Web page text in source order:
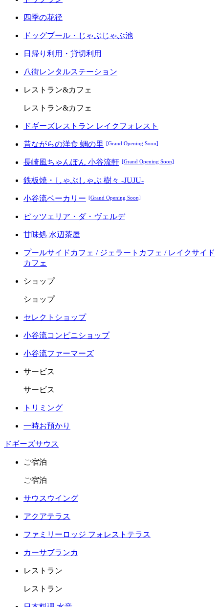
四季の花径
ドッグプール・じゃぶじゃぶ池
日帰り利用・貸切利用
八街レンタルステーション
レストラン&カフェ
レストラン&カフェ
ドギーズレストラン レイクフォレスト
昔ながらの洋食 蜩の里 [Grand Opening Soon]
長崎風ちゃんぽん 小谷流軒 [Grand Opening Soon]
鉄板焼・しゃぶしゃぶ 樹々 -JUJU-
小谷流ベーカリー [Grand Opening Soon]
ピッツェリア・ダ・ヴェルデ
甘味処 水辺茶屋
プールサイドカフェ / ジェラートカフェ / レイクサイド
カフェ
ショップ
ショップ
セレクトショップ
小谷流コンビニショップ
小谷流ファーマーズ
サービス
サービス
トリミング
一時お預かり
ドギーズサウス
ご宿泊
ご宿泊
サウスウイング
アクアテラス
ファミリーロッジ フォレストテラス
カーサブランカ
レストラン
レストラン